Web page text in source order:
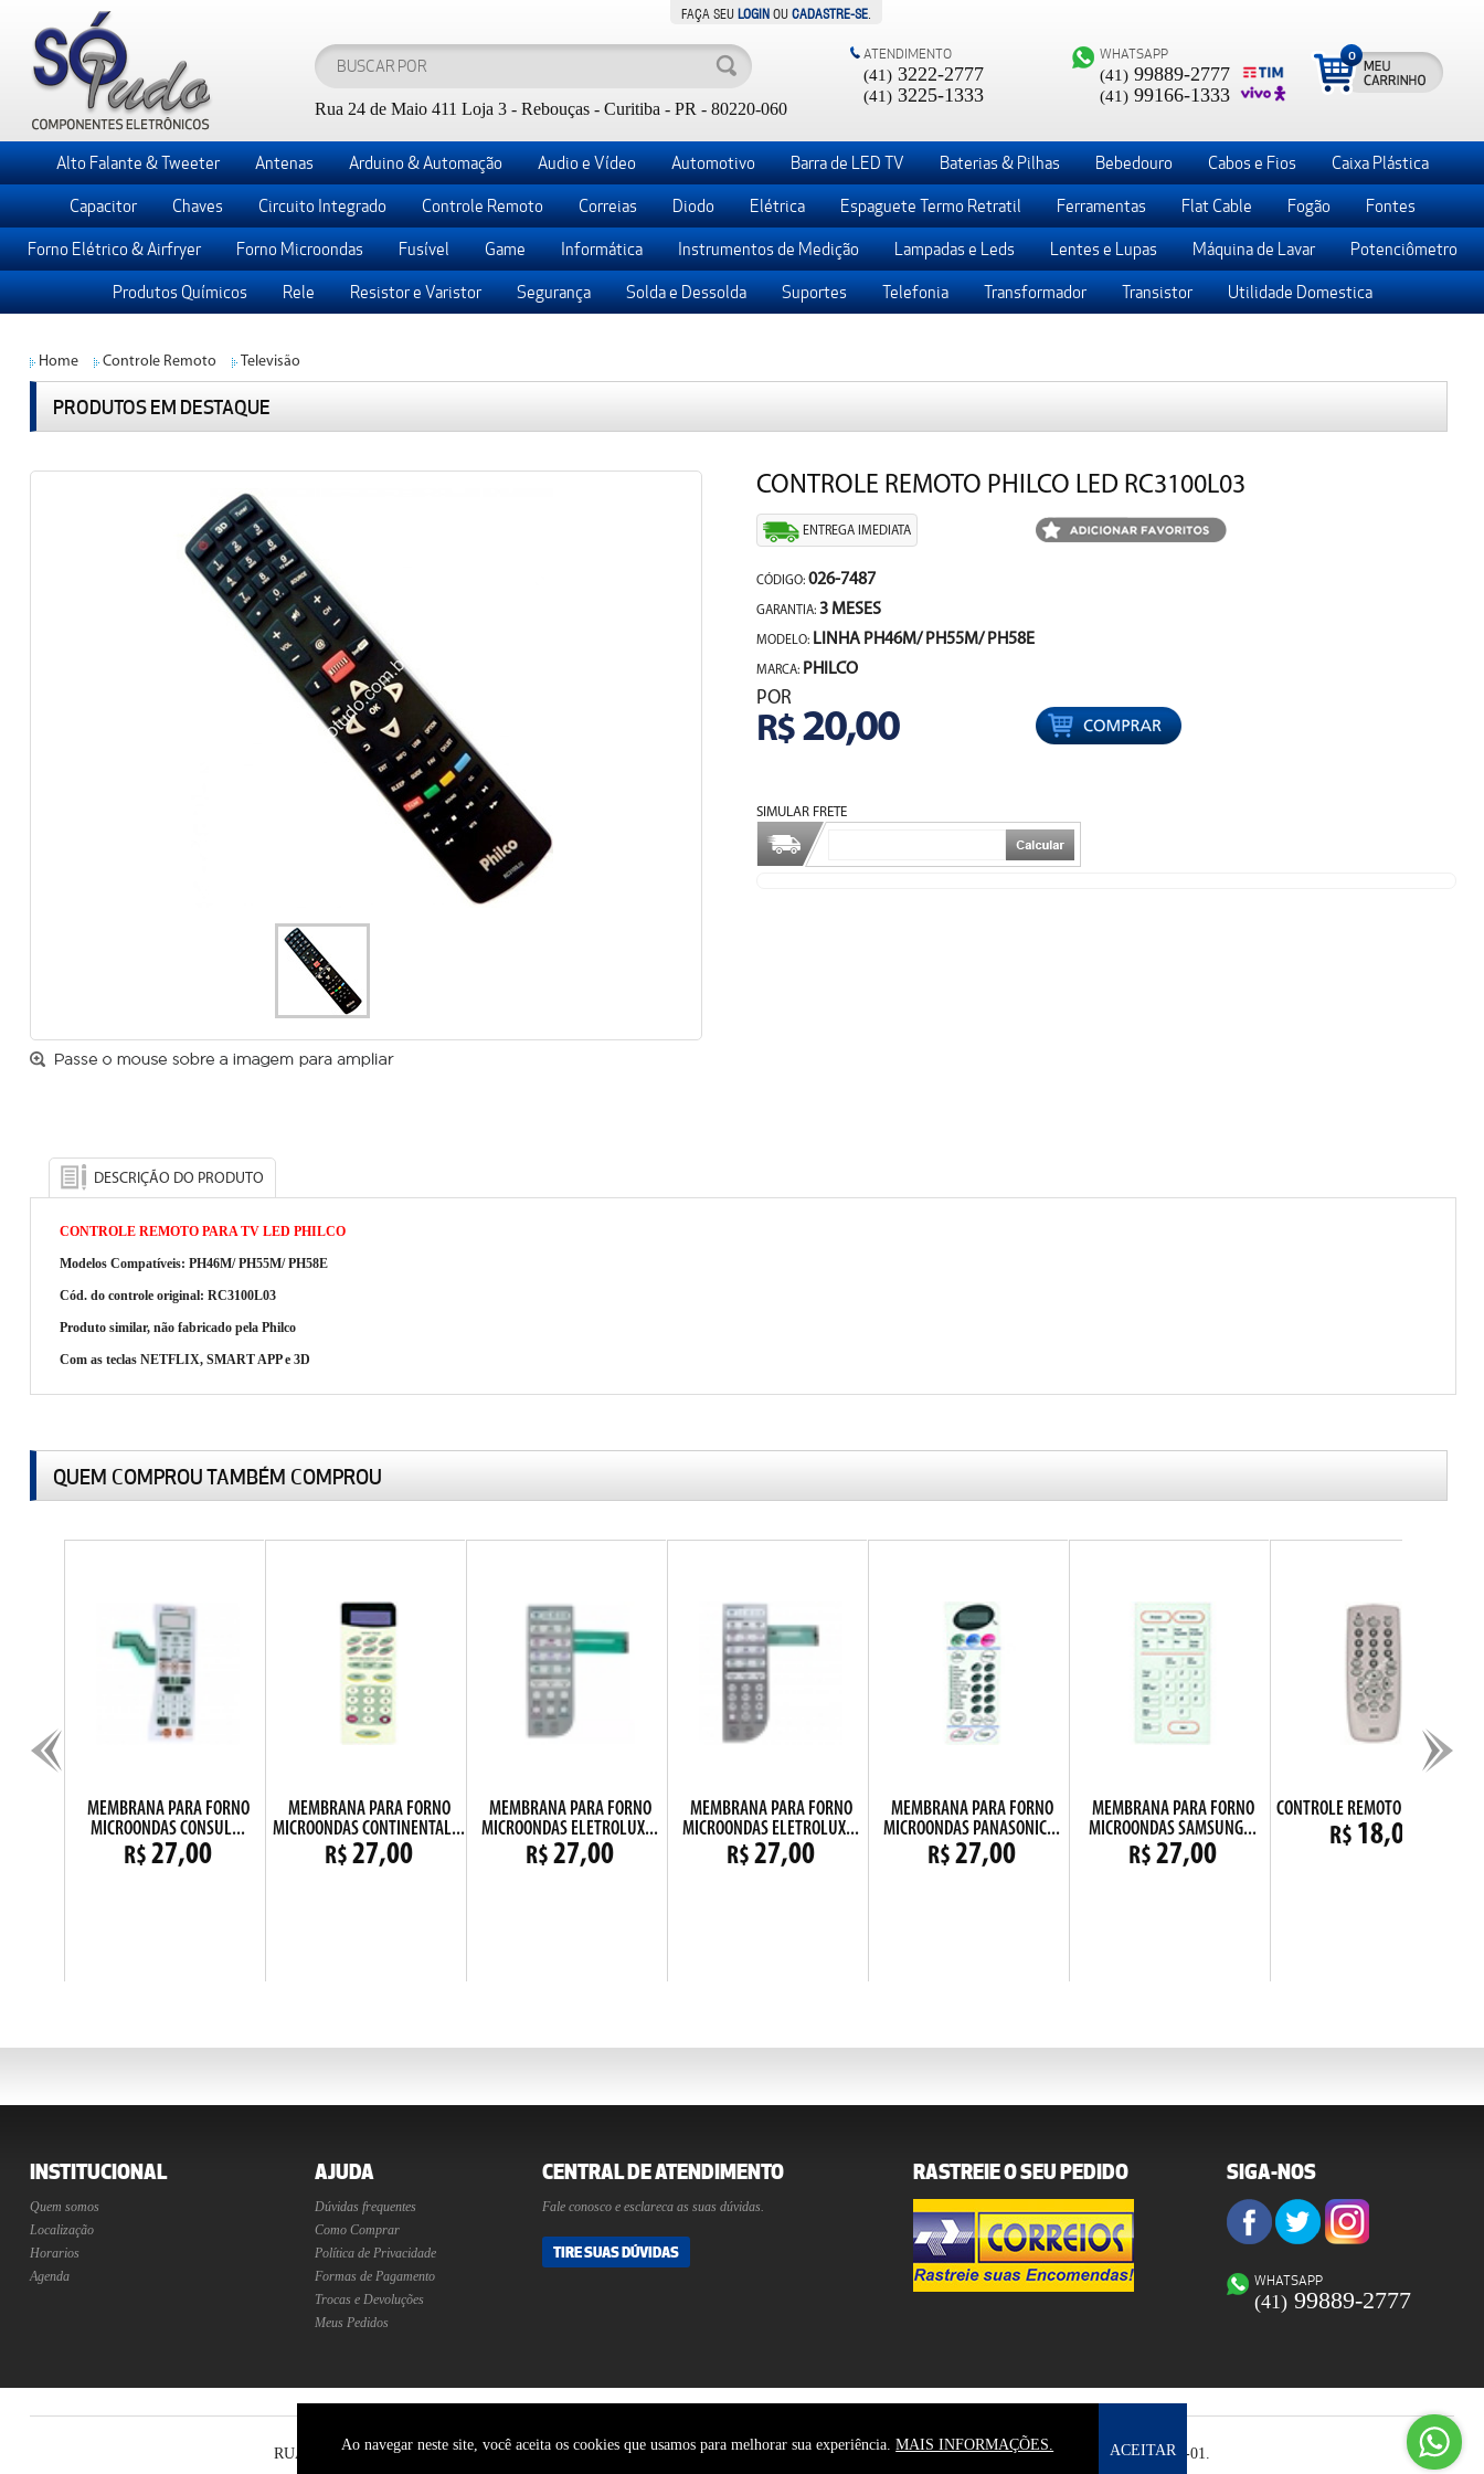
FAÇA SEU LOGIN OUCADASTRE-SE
Rua 24 de Maio 411 Loja 3 - Rebouças - Curitiba - PR - 80220-060
ATENDIMENTO
(41) 3222-2777
(41) 3225-1333
WHATSAPP
(41) 99889-2777
(41) 99166-1333
0
Alto Falante & Tweeter Antenas Arduino & Automação Audio e Vídeo Automotivo Barra de LED TV Baterias & Pilhas Bebedouro Cabos e Fios Caixa Plástica
Capacitor Chaves Circuito Integrado Controle Remoto Correias Diodo Elétrica Espaguete Termo Retratil Ferramentas Flat Cable Fogão Fontes
Forno Elétrico & Airfryer Forno Microondas Fusível Game Informática Instrumentos de Medição Lampadas e Leds Lentes e Lupas Máquina de Lavar Potenciômetro
Produtos Químicos Rele Resistor e Varistor Segurança Solda e Dessolda Suportes Telefonia Transformador Transistor Utilidade Domestica
Ao navegar neste site, você aceita os cookies que usamos para melhorar sua experiência.MAIS INFORMAÇÕES. ACEITAR
Home Controle Remoto Televisão
PRODUTOS EM DESTAQUE
CONTROLE REMOTO PHILCO LED RC3100L03
ENTREGA IMEDIATA
CÓDIGO: 026-7487
GARANTIA: 3 MESES
MODELO: LINHA PH46M/ PH55M/ PH58E
MARCA: PHILCO
POR
R$20,00
SIMULAR FRETE
DESCRIÇÃO DO PRODUTO
CONTROLE REMOTO PARA TV LED PHILCO
Modelos Compatíveis: PH46M/ PH55M/ PH58E
Cód. do controle original: RC3100L03
Produto similar, não fabricado pela Philco
Com as teclas NETFLIX, SMART APP e 3D
QUEM COMPROU TAMBÉM COMPROU
MEMBRANA PARA FORNO
MICROONDAS CONSUL...
R$ 27,00
MEMBRANA PARA FORNO
MICROONDAS CONTINENTAL...
R$ 27,00
MEMBRANA PARA FORNO
MICROONDAS ELETROLUX...
R$ 27,00
MEMBRANA PARA FORNO
MICROONDAS ELETROLUX...
R$ 27,00
MEMBRANA PARA FORNO
MICROONDAS PANASONIC...
R$ 27,00
MEMBRANA PARA FORNO
MICROONDAS SAMSUNG...
R$ 27,00
CONTROLE REMOTO CCE RC210
R$ 18,00
INSTITUCIONAL
Quem somos
Localização
Horarios
Agenda
AJUDA
Dúvidas frequentes
Como Comprar
Política de Privacidade
Formas de Pagamento
Trocas e Devoluções
Meus Pedidos
CENTRAL DE ATENDIMENTO
Fale conosco e esclareca as suas dúvidas.
TIRE SUAS DÚVIDAS
RASTREIE O SEU PEDIDO SIGA-NOS
WHATSAPP
(41)99889-2777
SÓ TUDO COMÉRCIO DE COMPONENTES ELETRÔNICOS LTDA
RUA 24 DE MAIO 411 LOJA 3 - REBOUÇAS - CURITIBA - PR - 80220-060 - TEL: (41) 3222-2777 (41) 3225-1333 CNPJ: 73.582.678/ 0001-01.